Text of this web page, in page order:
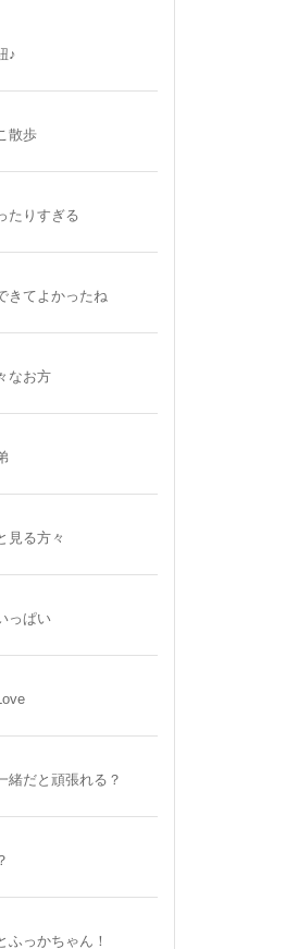
♪
散歩
たりすぎる
きてよかったね
なお方
見る方々
っぱい
緒だと頑張れる？
ふっかちゃん！